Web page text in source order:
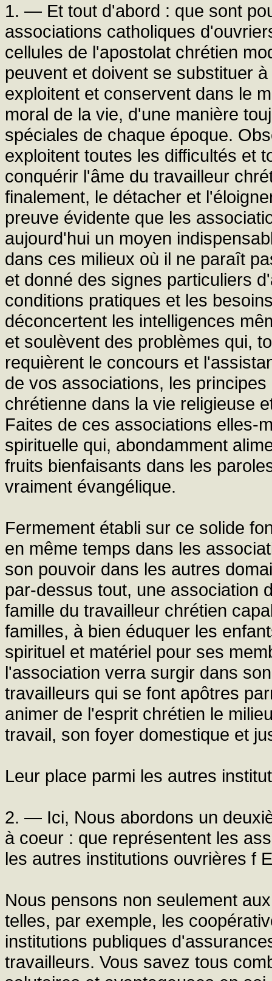
1. — Et tout d'abord : que sont
associations catholiques
cellules de l'apostolat chrétien
peuvent et doivent se substituer
exploitent et conservent dans le
moral de la vie, d'une manière
spéciales de chaque époque.
exploitent toutes les difficultés et
conquérir l'âme du travailleur
finalement, le détacher et
preuve évidente que les
aujourd'hui un moyen
dans ces milieux où il ne paraît
et donné des signes particuliers
conditions pratiques et les
déconcertent les intelligences
et soulèvent des problèmes qui,
requièrent le concours et
de vos associations, les
chrétienne dans la vie religieuse
Faites de ces associations elles-
spirituelle qui, abondamment
fruits bienfaisants dans les
vraiment évangélique.
Fermement établi sur ce solide
en même temps dans les
son pouvoir dans les autres
par-dessus tout, une association
famille du travailleur chrétien
familles, à bien éduquer les
spirituel et matériel pour ses
l'association verra surgir dans
travailleurs qui se font apôtres
animer de l'esprit chrétien le
travail, son foyer domestique et
Leur place parmi les autres
2. — Ici, Nous abordons un
à coeur : que représentent les
les autres institutions ouvrières f
Nous pensons non seulement
telles, par exemple, les
institutions publiques
travailleurs. Vous savez tous